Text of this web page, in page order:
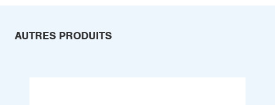
AUTRES PRODUITS